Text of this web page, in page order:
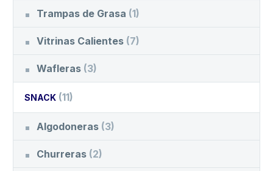
Trampas de Grasa (1)
Vitrinas Calientes (7)
Wafleras (3)
SNACK (11)
Algodoneras (3)
Churreras (2)